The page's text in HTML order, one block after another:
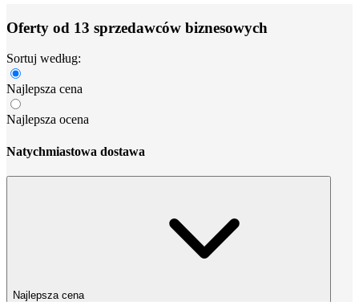
Oferty od 13 sprzedawców biznesowych
Sortuj według:
Najlepsza cena
Najlepsza ocena
Natychmiastowa dostawa
Najlepsza cena